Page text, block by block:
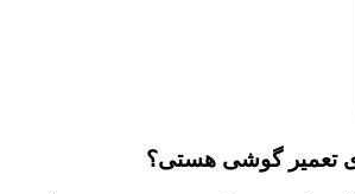
تعمیر گوشی هستی؟